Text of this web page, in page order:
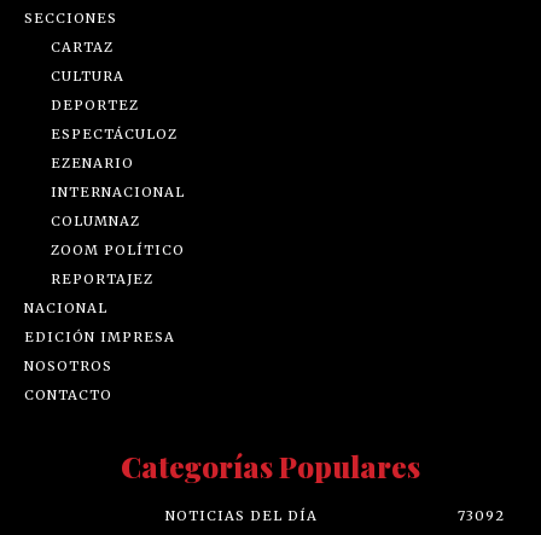
SECCIONES
CARTAZ
CULTURA
DEPORTEZ
ESPECTÁCULOZ
EZENARIO
INTERNACIONAL
COLUMNAZ
ZOOM POLÍTICO
REPORTAJEZ
NACIONAL
EDICIÓN IMPRESA
NOSOTROS
CONTACTO
Categorías Populares
NOTICIAS DEL DÍA
73092